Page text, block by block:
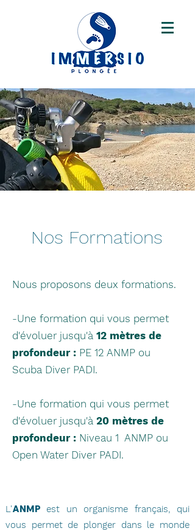
Nos Formations
Nous proposons deux formations.
-Une formation qui vous permet
d'évoluer jusqu'à 12 mètres de
profondeur : PE 12 ANMP ou
Scuba Diver PADI.
-Une formation qui vous permet
d'évoluer jusqu'à 20 mètres de
profondeur : Niveau 1 ANMP ou
Open Water Diver PADI.
L'ANMP est un organisme français, qui
vous permet de plonger dans le monde